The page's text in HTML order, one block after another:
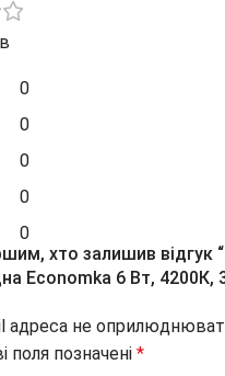
0
0
0
0
0
хто залишив відгук
Economka 6 Вт, 4200К,
адреса не
поля позначені *